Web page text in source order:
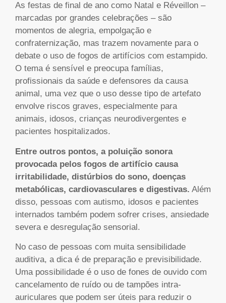
As festas de final de ano como Natal e Réveillon –
marcadas por grandes celebrações – são
momentos de alegria, empolgação e
confraternização, mas trazem novamente para o
debate o uso de fogos de artifícios com estampido.
O tema é sensível e preocupa famílias,
profissionais da saúde e defensores da causa
animal, uma vez que o uso desse tipo de artefato
envolve riscos graves, especialmente para
animais, idosos, crianças neurodivergentes e
pacientes hospitalizados.
Entre outros pontos, a poluição sonora
provocada pelos fogos de artifício causa
irritabilidade, distúrbios do sono, doenças
metabólicas, cardiovasculares e digestivas. Além
disso, pessoas com autismo, idosos e pacientes
internados também podem sofrer crises, ansiedade
severa e desregulação sensorial.
No caso de pessoas com muita sensibilidade
auditiva, a dica é de preparação e previsibilidade.
Uma possibilidade é o uso de fones de ouvido com
cancelamento de ruído ou de tampões intra-
auriculares que podem ser úteis para reduzir o